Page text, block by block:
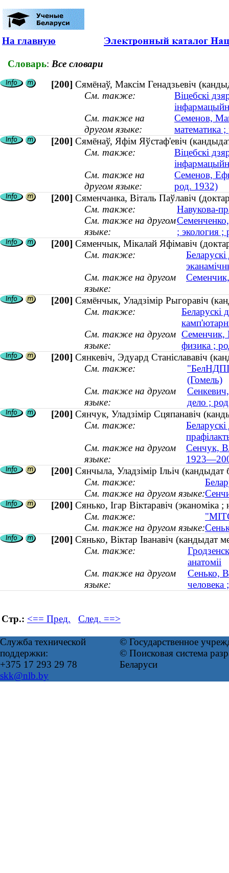
На главную
Словарь: Все словари
[200] Сямёнаў, Максім Генадзьевіч
См. также:
Віцебскі
См. также на
другом языке:
Семенов,
математика
[200] Сямёнаў, Яфім Яўстаф'евіч
См. также:
Віцебскі
См. также на
другом языке:
Семенов,
род. 1932)
[200] Сяменчанка, Віталь Паўлавіч
См. также:
Навукова-
См. также на другом
языке:
; экология ;
[200] Сяменчык, Мікалай Яфімавіч
См. также:
См. также на другом
языке:
[200] Сямёнчык, Уладзімір Рыгоравіч
См. также:
Беларускі
См. также на другом
языке:
Семенчик,
физика ;
[200] Сянкевіч, Эдуард Станіслававіч
См. также:
(Гомель)
См. также на другом
языке:
дело ;
[200] Сянчук, Уладзімір Сцяпанавіч
См. также:
См. также на другом
языке:
Сенчук,
[200] Сянчыла, Уладзімір Ільіч
См. также:
См. также на другом языке:
[200] Сянько, Ігар Віктаравіч (эканоміка
См. также:
См. также на другом языке:
[200] Сянько, Віктар Іванавіч (кандыдат
См. также:
анатоміі
См. также на другом
языке:
Сенько,
человека
Стр.: <== Пред. След. ==>
Служба технической
поддержки:
+375 17 293 29 78
skk@nlb.by
© Государственное
© Поисковая система
Беларуси